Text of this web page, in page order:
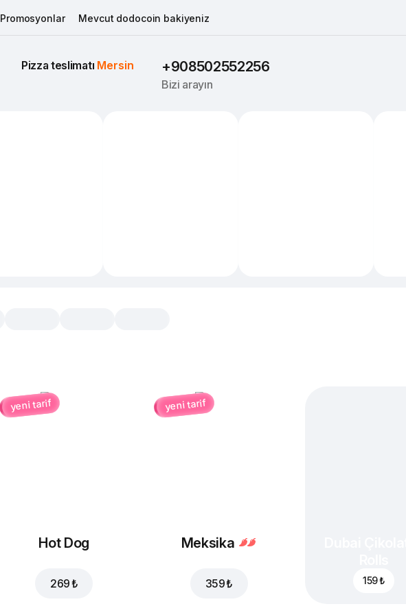
Promosyonlar Mevcut dodocoin bakiyeniz
Pizza teslimatı Mersin +908502552256
Bizi arayın
Ranch Sos
yeni tarif
Hot Dog
269 ₺
yeni tarif
Meksika
359 ₺ 159 ₺